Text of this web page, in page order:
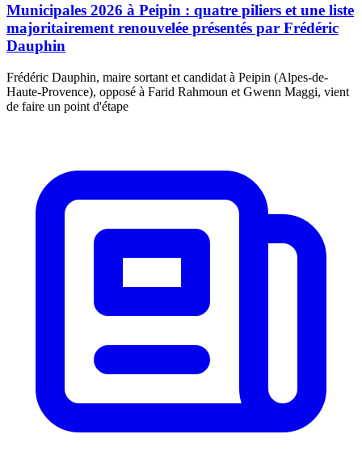
Municipales 2026 à Peipin : quatre piliers et une liste
majoritairement renouvelée présentés par Frédéric
Dauphin
Frédéric Dauphin, maire sortant et candidat à Peipin (Alpes-de-
Haute-Provence), opposé à Farid Rahmoun et Gwenn Maggi, vient
de faire un point d'étape